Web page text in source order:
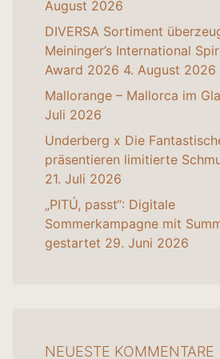
August 2026
DIVERSA Sortiment
Meininger’s International
Award 2026 4. August 2026
Mallorange – Mallorca im
Juli 2026
Underberg x Die
präsentieren limitierte
21. Juli 2026
„PITÚ, passt“: Digitale
Sommerkampagne mit
gestartet 29. Juni 2026
NEUESTE KOMMENTARE